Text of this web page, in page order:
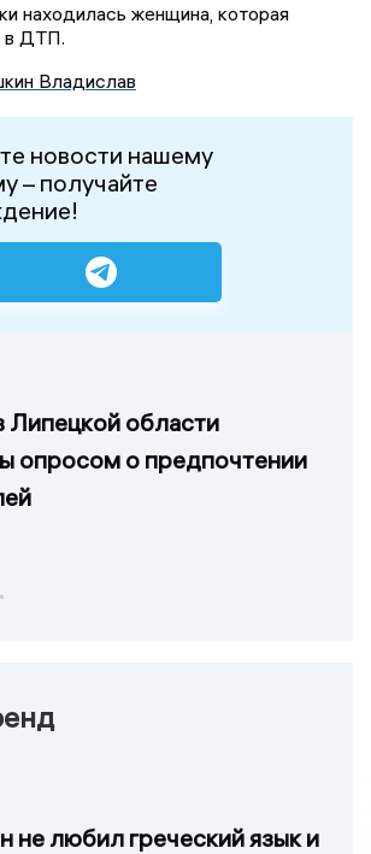
находилась женщина, которая
в ДТП.
Владислав
новости нашему
– получайте
Липецкой области
опросом о предпочтении
не любил греческий язык и